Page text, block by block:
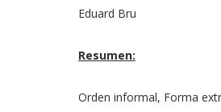
Eduard Bru
Resumen:
Orden informal, Forma